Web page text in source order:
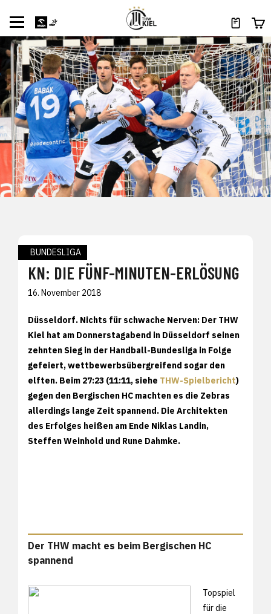
BUNDESLIGA
KN: DIE FÜNF-MINUTEN-ERLÖSUNG
16. November 2018
Düsseldorf. Nichts für schwache Nerven: Der THW
Kiel hat am Donnerstagabend in Düsseldorf seinen
zehnten Sieg in der Handball-Bundesliga in Folge
gefeiert, wettbewerbsübergreifend sogar den
elften. Beim 27:23 (11:11, siehe THW-Spielbericht)
gegen den Bergischen HC machten es die Zebras
allerdings lange Zeit spannend. Die Architekten
des Erfolges heißen am Ende Niklas Landin,
Steffen Weinhold und Rune Dahmke.
Der THW macht es beim Bergischen HC
spannend
Topspiel
für die